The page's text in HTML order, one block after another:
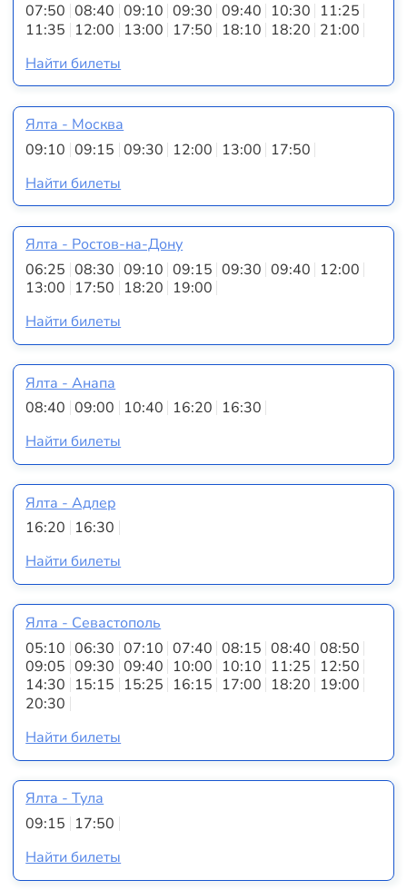
07:50 08:40 09:10 09:30 09:40 10:30 11:25
11:35 12:00 13:00 17:50 18:10 18:20 21:00
Найти билеты
Ялта - Москва
09:10 09:15 09:30 12:00 13:00 17:50
Найти билеты
Ялта - Ростов-на-Дону
06:25 08:30 09:10 09:15 09:30 09:40 12:00
13:00 17:50 18:20 19:00
Найти билеты
Ялта - Анапа
08:40 09:00 10:40 16:20 16:30
Найти билеты
Ялта - Адлер
16:20 16:30
Найти билеты
Ялта - Севастополь
05:10 06:30 07:10 07:40 08:15 08:40 08:50
09:05 09:30 09:40 10:00 10:10 11:25 12:50
14:30 15:15 15:25 16:15 17:00 18:20 19:00
20:30
Найти билеты
Ялта - Тула
09:15 17:50
Найти билеты